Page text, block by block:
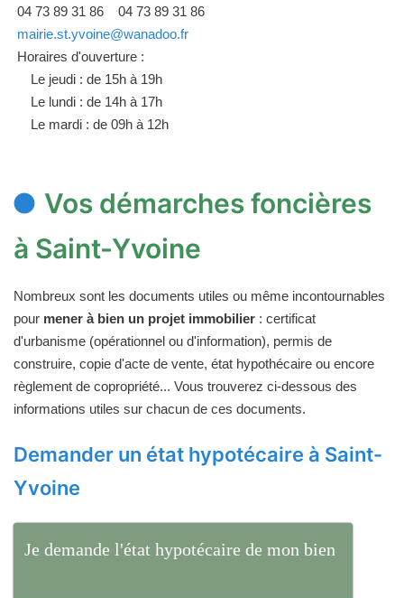
04 73 89 31 86
04 73 89 31 86
mairie.st.yvoine@wanadoo.fr
Horaires d'ouverture :
Le jeudi : de 15h à 19h
Le lundi : de 14h à 17h
Le mardi : de 09h à 12h
Vos démarches foncières
à Saint-Yvoine
Nombreux sont les documents utiles ou même incontournables
pour mener à bien un projet immobilier : certificat
d'urbanisme (opérationnel ou d'information), permis de
construire, copie d'acte de vente, état hypothécaire ou encore
règlement de copropriété... Vous trouverez ci-dessous des
informations utiles sur chacun de ces documents.
Demander un état hypotécaire à Saint-
Yvoine
Je demande l'état hypotécaire de mon bien